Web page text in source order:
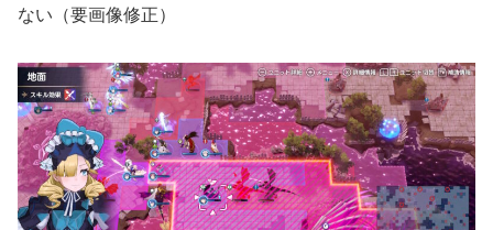
ない（要画像修正）